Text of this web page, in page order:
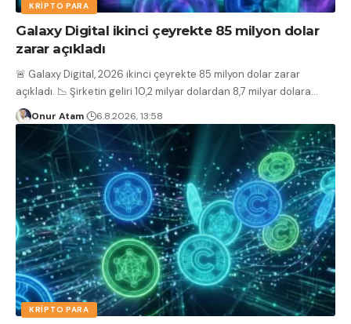
KRIPTO PARA
Galaxy Digital ikinci çeyrekte 85 milyon dolar
zarar açıkladı
🚨 Galaxy Digital, 2026 ikinci çeyrekte 85 milyon dolar zarar
açıkladı. 📉 Şirketin geliri 10,2 milyar dolardan 8,7 milyar dolara…
Onur Atam 6.8.2026, 13:58
KRIPTO PARA